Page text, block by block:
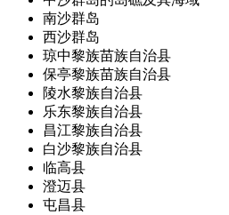
南沙群岛
西沙群岛
琼中黎族苗族自治县
保亭黎族苗族自治县
陵水黎族自治县
乐东黎族自治县
昌江黎族自治县
白沙黎族自治县
临高县
澄迈县
屯昌县